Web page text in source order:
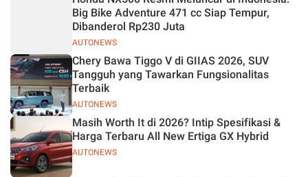
AUTONEWS
Big Bike Adventure 471 cc Siap Tempur,
Dibanderol Rp230 Juta
AUTONEWS
Chery Bawa Tiggo V di GIIAS 2026, SUV
Tangguh yang Tawarkan Fungsionalitas
Terbaik
AUTONEWS
Masih Worth It di 2026? Intip Spesifikasi &
Harga Terbaru All New Ertiga GX Hybrid